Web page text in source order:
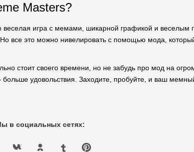
Masters?
игра с мемами, шикарной графикой и веселым
все это можно нивелировать с помощью мода,
стоит своего времени, но не забудь про мод на
удовольствия. Заходите, пробуйте, и ваш мемный
в социальных сетях: